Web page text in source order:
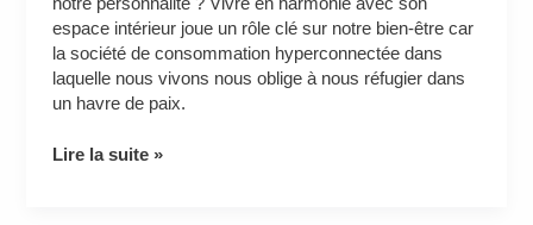
espace intérieur joue un rôle clé sur notre bien-être car
la société de consommation hyperconnectée dans
laquelle nous vivons nous oblige à nous réfugier dans
un havre de paix.
Lire la suite »